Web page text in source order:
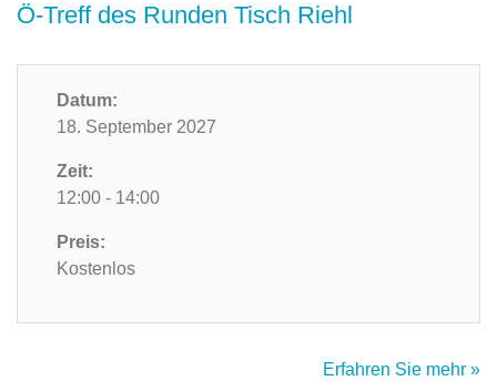
Ö-Treff des Runden Tisch Riehl
Datum:
18. September 2027
Zeit:
12:00 - 14:00
Preis:
Kostenlos
Erfahren Sie mehr »